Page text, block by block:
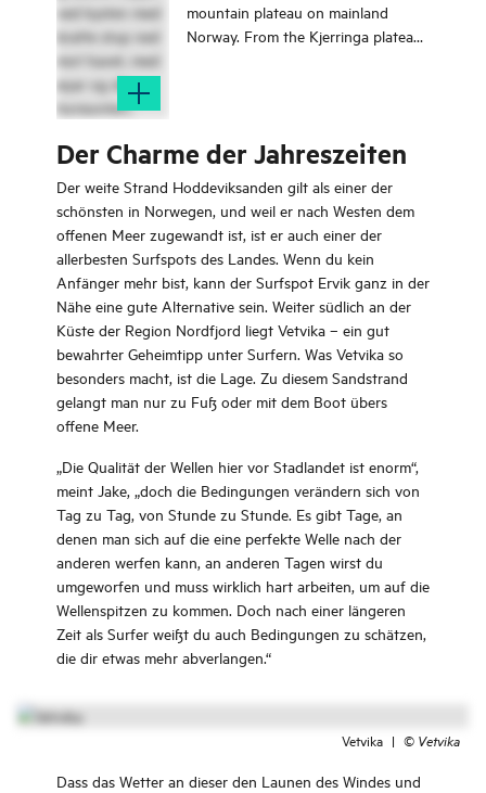
mountain plateau on mainland
Norway. From the Kjerringa plateau
before you.
Der Charme der Jahreszeiten
Der weite Strand Hoddeviksanden gilt als einer der
schönsten in Norwegen, und weil er nach Westen dem
offenen Meer zugewandt ist, ist er auch einer der
allerbesten Surfspots des Landes. Wenn du kein
Anfänger mehr bist, kann der Surfspot Ervik ganz in der
Nähe eine gute Alternative sein. Weiter südlich an der
Küste der Region Nordfjord liegt Vetvika – ein gut
bewahrter Geheimtipp unter Surfern. Was Vetvika so
besonders macht, ist die Lage. Zu diesem Sandstrand
gelangt man nur zu Fuß oder mit dem Boot übers
offene Meer.
„Die Qualität der Wellen hier vor Stadlandet ist enorm“,
meint Jake, „doch die Bedingungen verändern sich von
Tag zu Tag, von Stunde zu Stunde. Es gibt Tage, an
denen man sich auf die eine perfekte Welle nach der
anderen werfen kann, an anderen Tagen wirst du
umgeworfen und muss wirklich hart arbeiten, um auf die
Wellenspitzen zu kommen. Doch nach einer längeren
Zeit als Surfer weißt du auch Bedingungen zu schätzen,
die dir etwas mehr abverlangen.“
Vetvika | © Vetvika
Dass das Wetter an dieser den Launen des Windes und